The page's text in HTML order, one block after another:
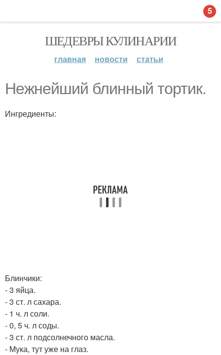
ШЕДЕВРЫ КУЛИНАРИИ
главная новости статьи
Нежнейший блинный тортик.
Ингредиенты:
Блинчики:
- 3 яйца.
- 3 ст. л сахара.
- 1 ч. л соли.
- 0, 5 ч. л соды.
- 3 ст. л подсолнечного масла.
- Мука, тут уже на глаз.
5